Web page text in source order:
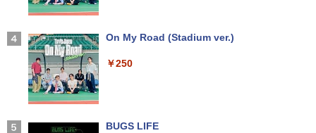
【2026年アップグレード版】AOKIMI ワイヤ
軽量 ブルートゥースHi-Fi 最大36時間再生 ぶ
On My Road (Stadium ver.)
￥250
BUGS LIFE